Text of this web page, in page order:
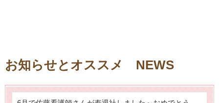
お知らせとオススメ NEWS